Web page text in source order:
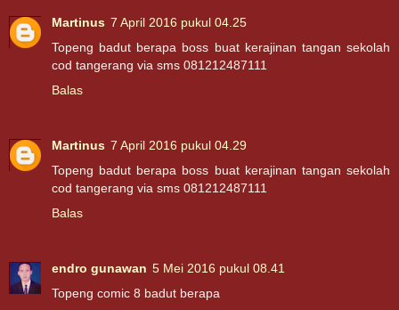
Martinus 7 April 2016 pukul 04.25
Topeng badut berapa boss buat kerajinan tangan sekolah
cod tangerang via sms 081212487111
Balas
Martinus 7 April 2016 pukul 04.29
Topeng badut berapa boss buat kerajinan tangan sekolah
cod tangerang via sms 081212487111
Balas
endro gunawan 5 Mei 2016 pukul 08.41
Topeng comic 8 badut berapa